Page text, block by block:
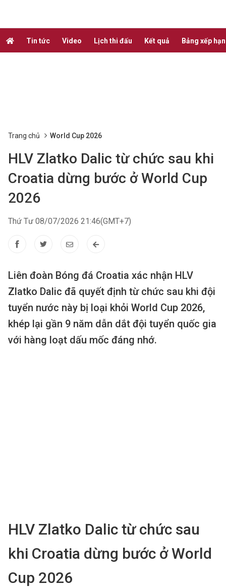
Tin tức Video Lịch thi đấu Kết quả Bảng xếp
Trang chủ World Cup 2026
HLV Zlatko Dalic từ chức sau khi
Croatia dừng bước ở World Cup
2026
Thứ Tư 08/07/2026 21:46(GMT+7)
Liên đoàn Bóng đá Croatia xác nhận HLV
Zlatko Dalic đã quyết định từ chức sau khi đội
tuyển nước này bị loại khỏi World Cup 2026,
khép lại gần 9 năm dẫn dắt đội tuyển quốc gia
với hàng loạt dấu mốc đáng nhớ.
HLV Zlatko Dalic từ chức sau
khi Croatia dừng bước ở World
Cup 2026